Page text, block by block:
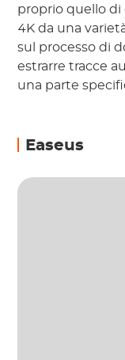
proprio quello di
4K da una
sul processo di
estrarre tracce
una parte
Easeus